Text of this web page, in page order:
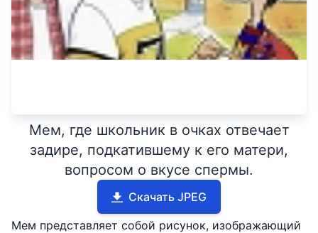
Мем, где школьник в очках отвечает
задире, подкатившему к его матери,
вопросом о вкусе спермы.
Скачать JPEG
Мем представляет собой рисунок, изображающий